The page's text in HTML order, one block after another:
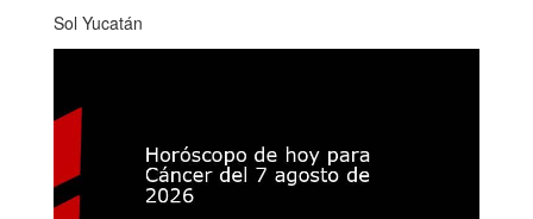
Sol Yucatán